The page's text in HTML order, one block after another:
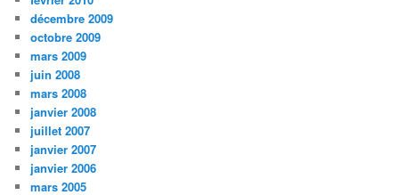
décembre 2009
octobre 2009
mars 2009
juin 2008
mars 2008
janvier 2008
juillet 2007
janvier 2007
janvier 2006
mars 2005